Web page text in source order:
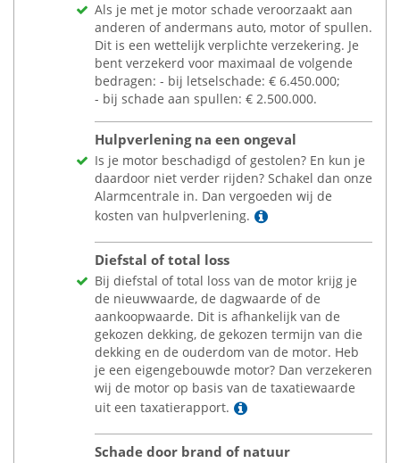
Als je met je motor schade veroorzaakt aan
anderen of andermans auto, motor of spullen.
Dit is een wettelijk verplichte verzekering. Je
bent verzekerd voor maximaal de volgende
bedragen: - bij letselschade: € 6.450.000;
- bij schade aan spullen: € 2.500.000.
Hulpverlening na een ongeval
Is je motor beschadigd of gestolen? En kun je
daardoor niet verder rijden? Schakel dan onze
Alarmcentrale in. Dan vergoeden wij de
kosten van hulpverlening.
Lees meer
Diefstal of total loss
Bij diefstal of total loss van de motor krijg je
de nieuwwaarde, de dagwaarde of de
aankoopwaarde. Dit is afhankelijk van de
gekozen dekking, de gekozen termijn van die
dekking en de ouderdom van de motor. Heb
je een eigengebouwde motor? Dan verzekeren
wij de motor op basis van de taxatiewaarde
uit een taxatierapport.
Lees meer
Schade door brand of natuur